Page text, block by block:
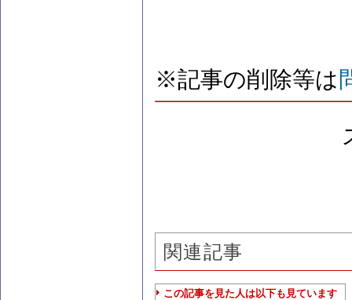
※記事の削除等は
関連記事
この記事を見た人は以下も見ています